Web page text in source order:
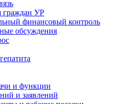
граждан УР
финансовый контроль
обсуждения
и функции
и заявлений